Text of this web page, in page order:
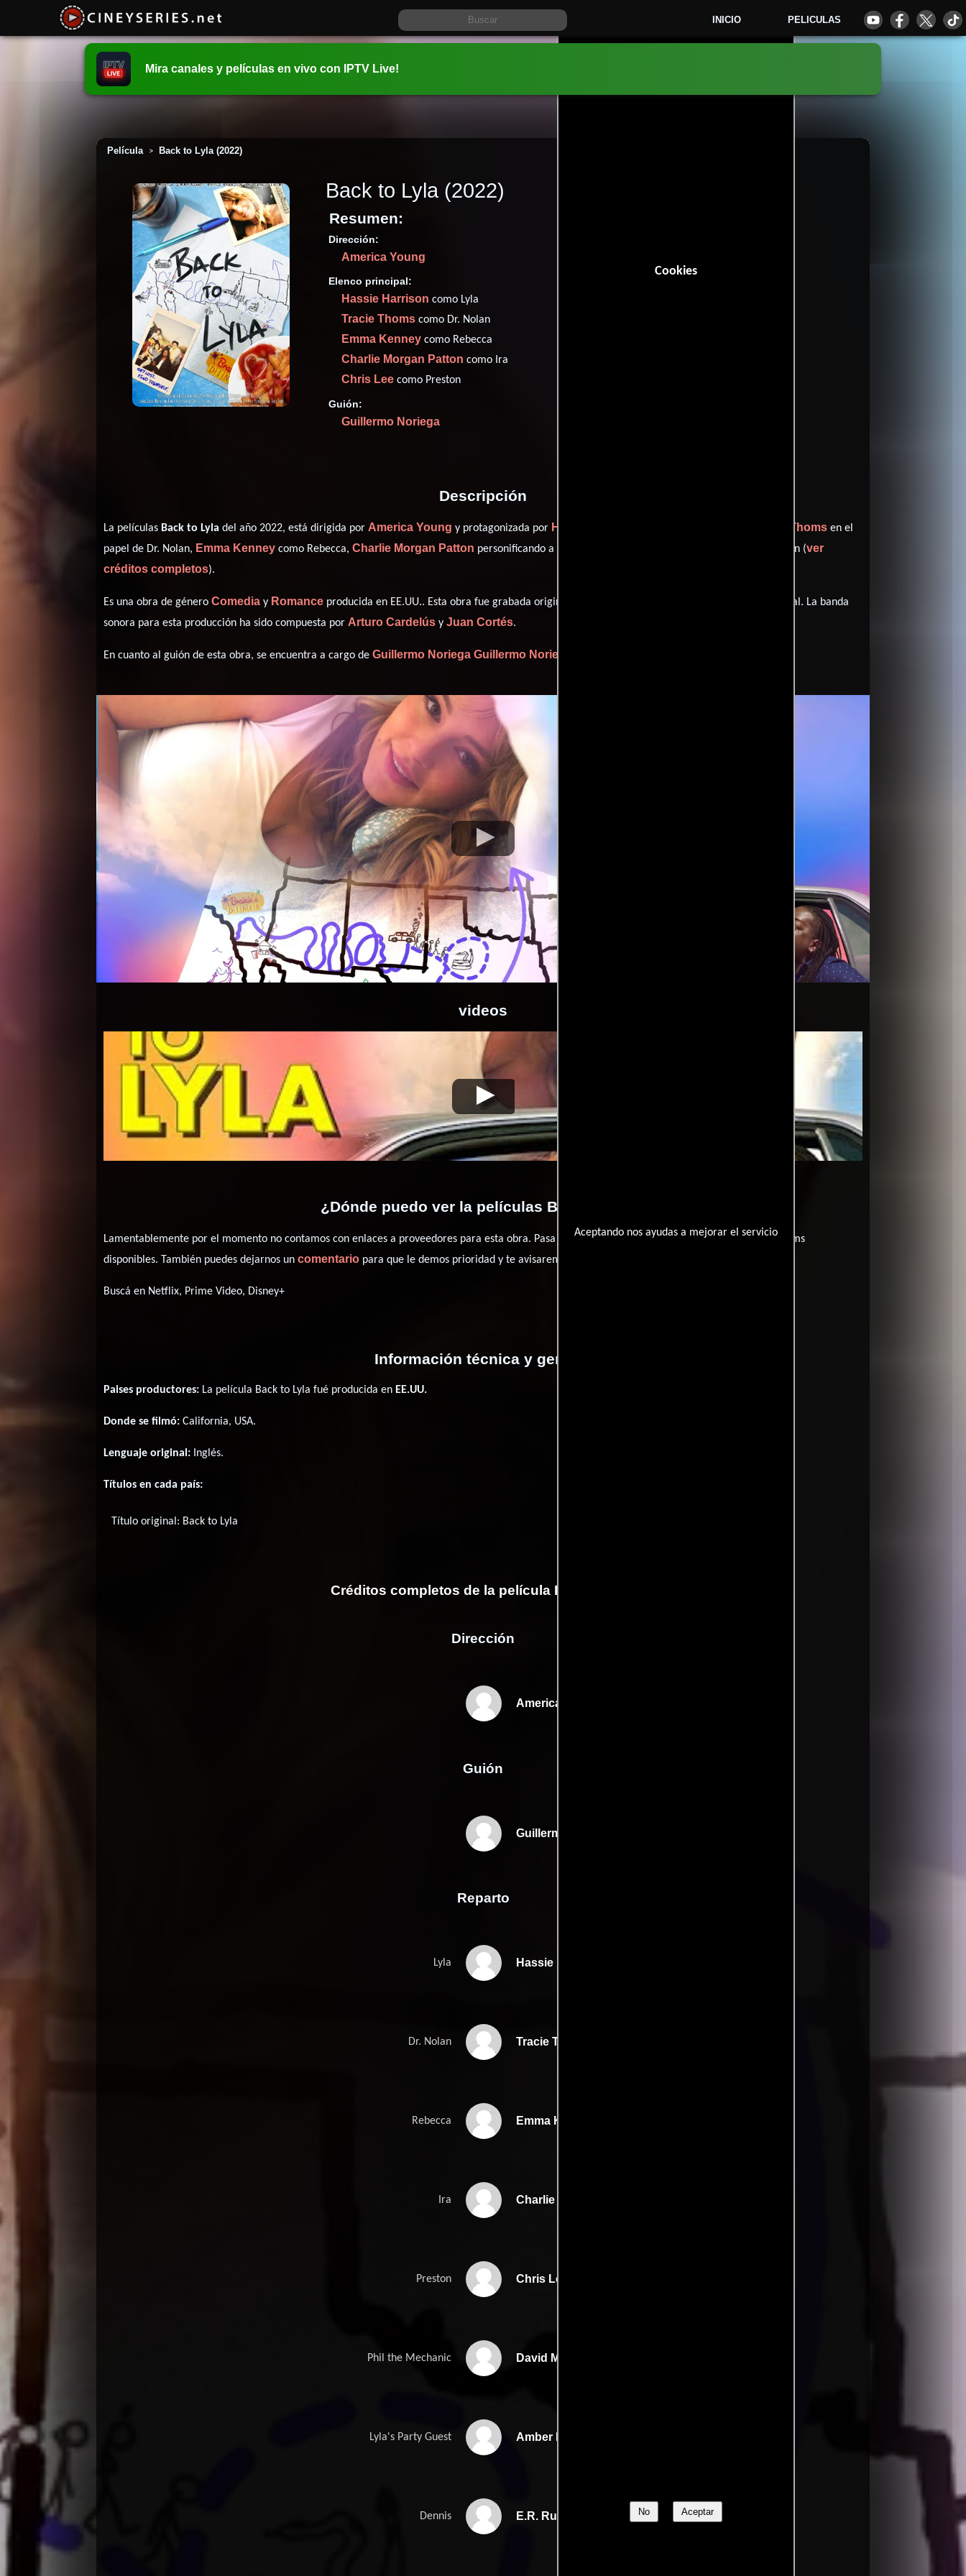
INICIO PELICULAS
Cookies
Aceptando nos ayudas a mejorar el servicio
No Aceptar
Mira canales y películas en vivo con IPTV Live!
Película > Back to Lyla (2022)
Back to Lyla (2022)
Resumen:
Dirección:
America Young
Elenco principal:
Hassie Harrison como Lyla
Tracie Thoms como Dr. Nolan
Emma Kenney como Rebecca
Charlie Morgan Patton como Ira
Chris Lee como Preston
Guión:
Guillermo Noriega
Romance
Descripción
La películas Back to Lyla del año 2022, está dirigida porAmerica Young y protagonizada por Hassie Harrison Tracie Thoms en el
papel de Dr. Nolan, Emma Kenney como Rebecca,Charlie Morgan Patton personificando a Ira y desempeñando el papel de Preston (ver
créditos completos).
Es una obra de géneroComedia y Romance producida en EE.UU.. Esta obra fue grabada originalmente con dialogos en
en su audio original. La banda
sonora para esta producción ha sido compuesta porArturo Cardelús yJuan Cortés.
En cuanto al guión de esta obra, se encuentra a cargo deGuillermo Noriega Guillermo Noriega
videos
Video de la película Back to Lyla
¿Dónde puedo ver la películas Back to Lyla?
Lamentablemente por el momento no contamos con enlaces a proveedores para esta obra. Pasa por nuestro catálogo depelículasy encuentra films
disponibles. También puedes dejarnos uncomentario para que le demos prioridad y te avisaremos cuando se encuentre disponible
Buscá en Netflix, Prime Video, Disney+
Información técnica y general
Paises productores: La película Back to Lyla fué producida en EE.UU.
Donde se filmó: California, USA.
Lenguaje original: Inglés.
Títulos en cada país:
Título original: Back to Lyla
Créditos completos de la película Back to Lyla
Dirección
America Young
Guión
Guillermo Noriegas
Reparto
Lyla Hassie Harrison
Dr. Nolan Tracie Thoms
Rebecca Emma Kenney
Ira Charlie Morgan Patton
Preston Chris Lee
Phil the Mechanic David Mattey
Lyla's Party Guest Amber Martinez
Dennis E.R. Ruiz